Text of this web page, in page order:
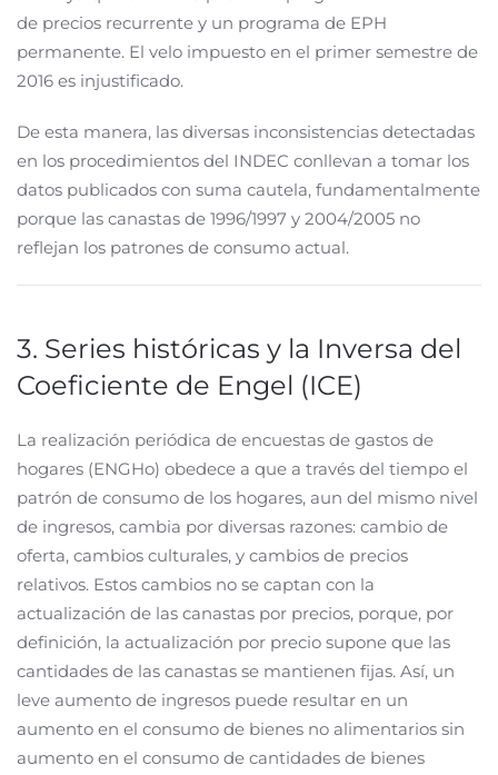
de precios recurrente y un programa de EPH
permanente. El velo impuesto en el primer semestre de
2016 es injustificado.
De esta manera, las diversas inconsistencias detectadas
en los procedimientos del INDEC conllevan a tomar los
datos publicados con suma cautela, fundamentalmente
porque las canastas de 1996/1997 y 2004/2005 no
reflejan los patrones de consumo actual.
3. Series históricas y la Inversa del
Coeficiente de Engel (ICE)
La realización periódica de encuestas de gastos de
hogares (ENGHo) obedece a que a través del tiempo el
patrón de consumo de los hogares, aun del mismo nivel
de ingresos, cambia por diversas razones: cambio de
oferta, cambios culturales, y cambios de precios
relativos. Estos cambios no se captan con la
actualización de las canastas por precios, porque, por
definición, la actualización por precio supone que las
cantidades de las canastas se mantienen fijas. Así, un
leve aumento de ingresos puede resultar en un
aumento en el consumo de bienes no alimentarios sin
aumento en el consumo de cantidades de bienes